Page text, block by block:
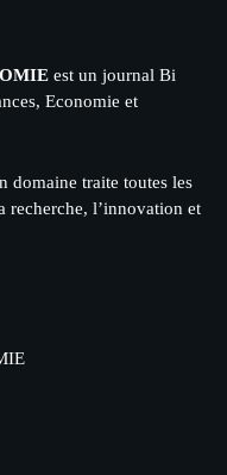
est un journal Bi
Economie et
domaine traite toutes les
recherche, l’innovation et